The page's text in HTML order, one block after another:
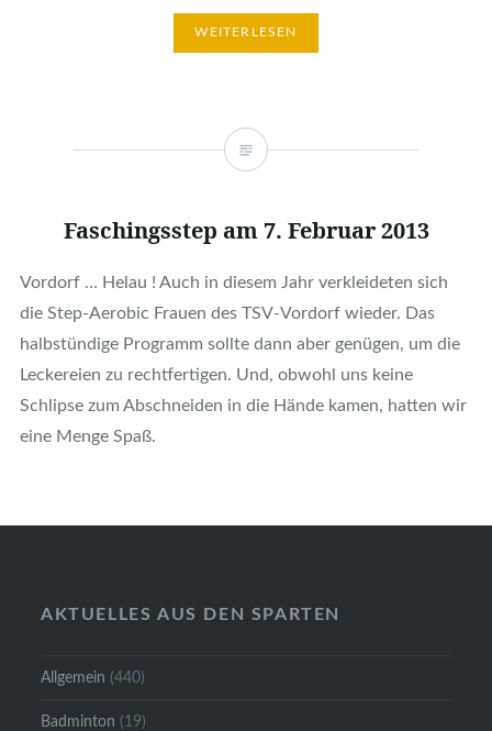
WEITERLESEN
Faschingsstep am 7. Februar 2013
Vordorf … Helau ! Auch in diesem Jahr verkleideten sich
die Step-Aerobic Frauen des TSV-Vordorf wieder. Das
halbstündige Programm sollte dann aber genügen, um die
Leckereien zu rechtfertigen. Und, obwohl uns keine
Schlipse zum Abschneiden in die Hände kamen, hatten wir
eine Menge Spaß.
AKTUELLES AUS DEN SPARTEN
Allgemein (440)
Badminton (19)